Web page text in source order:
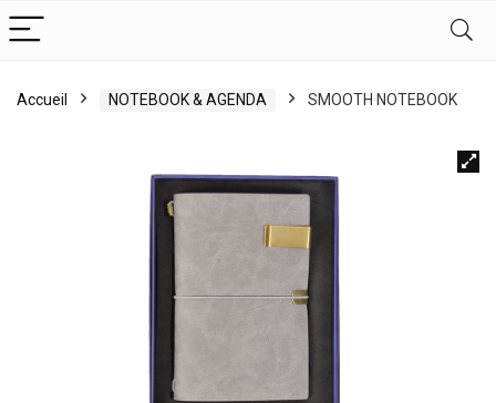
Accueil NOTEBOOK & AGENDA SMOOTH NOTEBOOK